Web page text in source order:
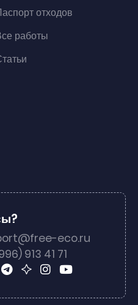
отходов
работы
eco.ru
913 41 71